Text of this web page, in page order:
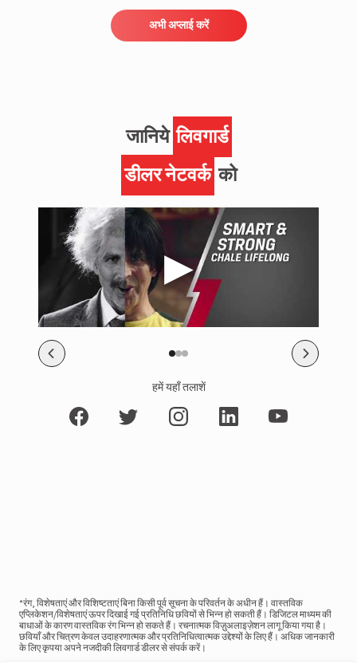
अभी अप्लाई करें
जानियेलिवगार्ड
डीलर नेटवर्क को
हमें यहाँ तलाशें
*रंग, विशेषताएं और विशिष्टताएं बिना किसी पूर्व सूचना के परिवर्तन के अधीन हैं। वास्तविक
एप्लिकेशन/विशेषताएं ऊपर दिखाई गई प्रतिनिधि छवियों से भिन्न हो सकती हैं। डिजिटल माध्यम की
बाधाओं के कारण वास्तविक रंग भिन्न हो सकते हैं। रचनात्मक विज़ुअलाइज़ेशन लागू किया गया है।
छवियाँ और चित्रण केवल उदाहरणात्मक और प्रतिनिधित्वात्मक उद्देश्यों के लिए हैं। अधिक जानकारी
के लिए कृपया अपने नजदीकी लिवगार्ड डीलर से संपर्क करें।